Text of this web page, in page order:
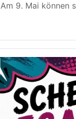
Am 9. Mai können